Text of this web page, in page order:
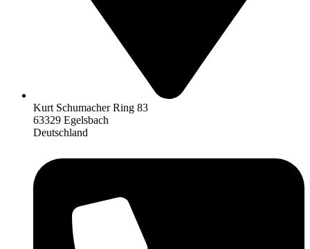
Kurt Schumacher Ring 83
63329 Egelsbach
Deutschland